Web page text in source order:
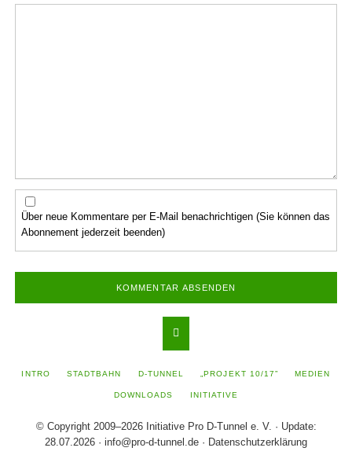
Über neue Kommentare per E-Mail benachrichtigen (Sie können das
Abonnement jederzeit beenden)
KOMMENTAR ABSENDEN
NAVIGATION
INTRO STADTBAHN D-TUNNEL „PROJEKT 10/17” MEDIEN
DOWNLOADS INITIATIVE
© Copyright 2009–2026 Initiative Pro D-Tunnel e. V. · Update:
28.07.2026 · info@pro-d-tunnel.de · Datenschutzerklärung